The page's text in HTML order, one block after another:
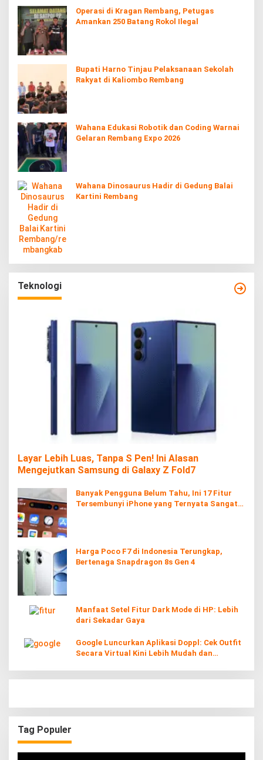
Operasi di Kragan Rembang, Petugas
Amankan 250 Batang Rokol Ilegal
Bupati Harno Tinjau Pelaksanaan Sekolah
Rakyat di Kaliombo Rembang
Wahana Edukasi Robotik dan Coding Warnai
Gelaran Rembang Expo 2026
Wahana Dinosaurus Hadir di Gedung Balai
Kartini Rembang
Teknologi
Layar Lebih Luas, Tanpa S Pen! Ini Alasan
Mengejutkan Samsung di Galaxy Z Fold7
Banyak Pengguna Belum Tahu, Ini 17 Fitur
Tersembunyi iPhone yang Ternyata Sangat
Harga Poco F7 di Indonesia Terungkap,
Bertenaga Snapdragon 8s Gen 4
Manfaat Setel Fitur Dark Mode di HP: Lebih
dari Sekadar Gaya
Google Luncurkan Aplikasi Doppl: Cek Outfit
Secara Virtual Kini Lebih Mudah dan
Tag Populer